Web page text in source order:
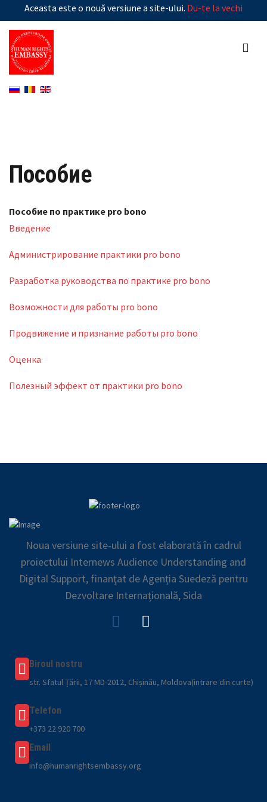
Aceasta este o nouă versiune a site-ului. Du-te la vechi
Пособие
Пособие по практике pro bono
Введение
Администрирование практики pro bono
Разработка руководства по практике pro bono
Возможности для работы pro bono
Продвижение и признание работы pro bono
Оценка
Полезный эффект от практики pro bono
Noua versiune site-ului a fost elaborată în cadrul
proiectului Internews Audience Understanding and
Digital Support, finanţat de Agenția Suedeză pentru
Dezvoltare Internațională, Sida
Biroul nostru
str. Sfatul Țării, 17 MD-2012, Chișinău, Moldova(intrare din curte)
Telefon
+373 22 920 700
Email
info@humanrightsembassy.org